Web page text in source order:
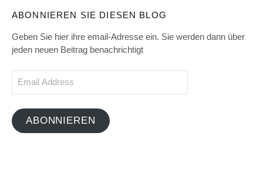
ABONNIEREN SIE DIESEN BLOG
Geben Sie hier ihre email-Adresse ein. Sie werden dann über
jeden neuen Beitrag benachrichtigt
ABONNIEREN